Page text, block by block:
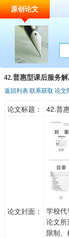
原创论文
42.普惠型课后服务
返回列表联系获取 论文
论文标题： 42.普
论文封面：
学校
论文所
限制、